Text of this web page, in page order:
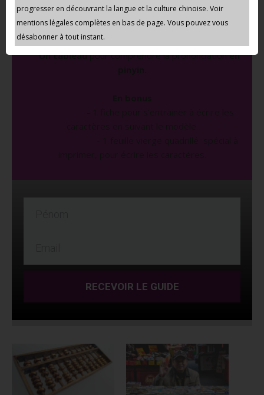
Les erreurs à ne pas fairequand on
commence à apprendre le chinois.
Un tableaupour comprendre la prononciationen
RECEVOIR LE GUIDE
progresser en découvrant la langue et la culture chinoise. Voir
mentions légales complètes en bas de page. Vous pouvez vous
désabonner à tout instant.